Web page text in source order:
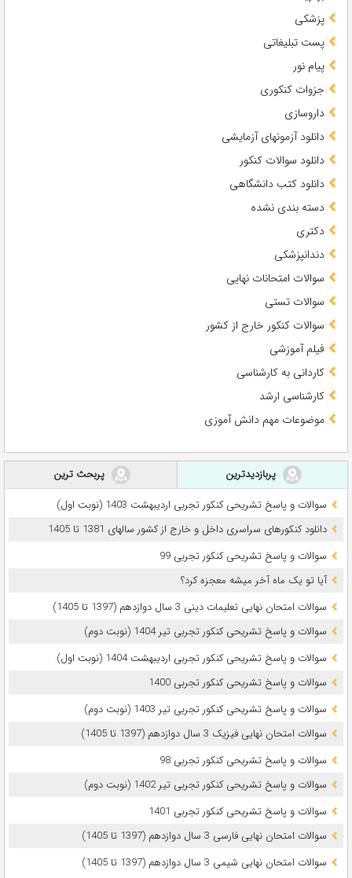
پزشکی
پست تبلیغاتی
پیام نور
جزوات کنکوری
داروسازی
دانلود آزمونهای آزمایشی
دانلود سوالات کنکور
دانلود کتب دانشگاهی
دسته بندی نشده
دکتری
دندانپزشکی
سوالات امتحانات نهایی
سوالات تستی
سوالات کنکور خارج از کشور
فیلم آموزشی
کاردانی به کارشناسی
کارشناسی ارشد
موضوعات مهم دانش آموزی
پربازدیدترین
پربحث ترین
سوالات و پاسخ تشریحی کنکور تجربی اردیبهشت 1403 (نوبت اول)
دانلود کنکورهای سراسری داخل و خارج از کشور سالهای 1381 تا 1405
سوالات و پاسخ تشریحی کنکور تجربی 99
آیا تو یک ماه آخر میشه معجزه کرد؟
سوالات امتحان نهایی تعلیمات دینی 3 سال دوازدهم (1397 تا 1405)
سوالات و پاسخ تشریحی کنکور تجربی تیر 1404 (نوبت دوم)
سوالات و پاسخ تشریحی کنکور تجربی اردیبهشت 1404 (نوبت اول)
سوالات و پاسخ تشریحی کنکور تجربی 1400
سوالات و پاسخ تشریحی کنکور تجربی تیر 1403 (نوبت دوم)
سوالات امتحان نهایی فیزیک 3 سال دوازدهم (1397 تا 1405)
سوالات و پاسخ تشریحی کنکور تجربی 98
سوالات و پاسخ تشریحی کنکور تجربی تیر 1402 (نوبت دوم)
سوالات و پاسخ تشریحی کنکور تجربی 1401
سوالات امتحان نهایی فارسی 3 سال دوازدهم (1397 تا 1405)
سوالات امتحان نهایی شیمی 3 سال دوازدهم (1397 تا 1405)